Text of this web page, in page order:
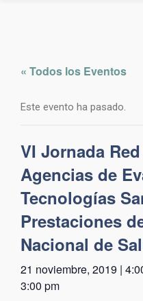
« Todos los Eventos
Este evento ha pasado.
VI Jornada
Agencias de
Tecnologías
Prestaciones
Nacional de
21 noviembre, 2019 |
3:00 pm